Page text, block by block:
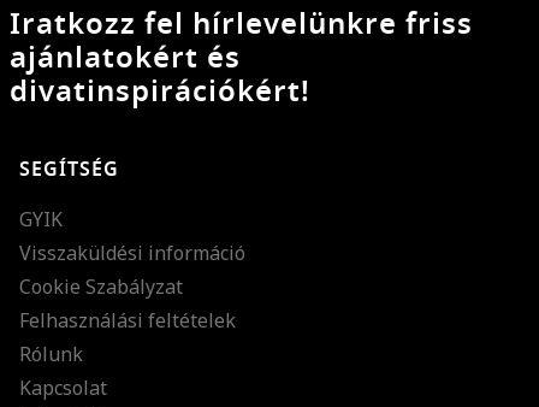
Iratkozz fel hírlevelünkre friss
ajánlatokért és
divatinspirációkért!
SEGÍTSÉG
GYIK
Visszaküldési információ
Cookie Szabályzat
Felhasználási feltételek
Rólunk
Kapcsolat